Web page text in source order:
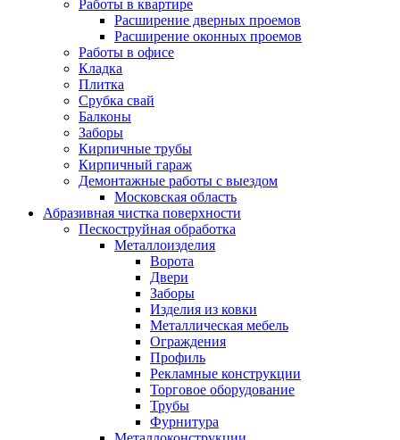
Работы в квартире
Расширение дверных проемов
Расширение оконных проемов
Работы в офисе
Кладка
Плитка
Срубка свай
Балконы
Заборы
Кирпичные трубы
Кирпичный гараж
Демонтажные работы с выездом
Московская область
Абразивная чистка поверхности
Пескоструйная обработка
Металлоизделия
Ворота
Двери
Заборы
Изделия из ковки
Металлическая мебель
Ограждения
Профиль
Рекламные конструкции
Торговое оборудование
Трубы
Фурнитура